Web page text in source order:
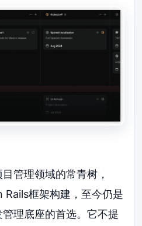
管理领域的常青树，
框架构建，至今仍是
理底座的首选。它不提